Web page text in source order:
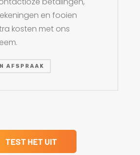
en fooien
kosten met ons
AFSPRAAK
TEST HET UIT